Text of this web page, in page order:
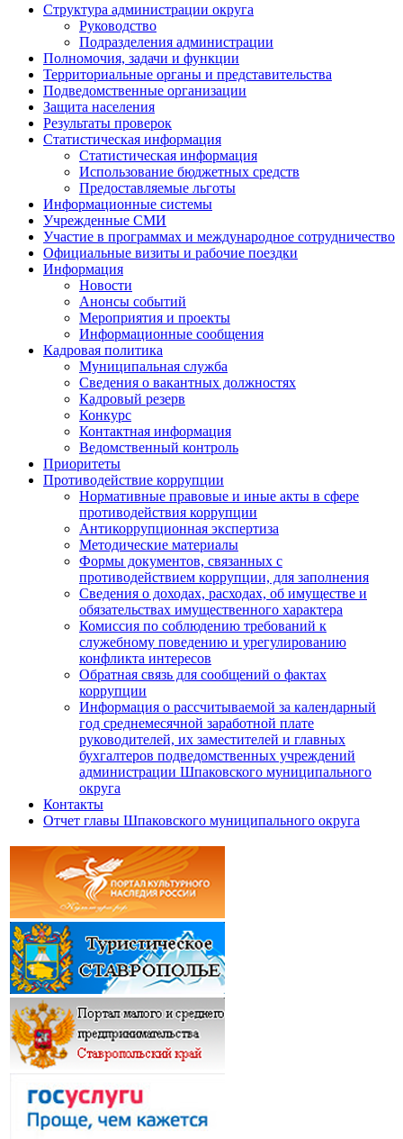
Структура администрации округа
Руководство
Подразделения администрации
Полномочия, задачи и функции
Территориальные органы и представительства
Подведомственные организации
Защита населения
Результаты проверок
Статистическая информация
Статистическая информация
Использование бюджетных средств
Предоставляемые льготы
Информационные системы
Учрежденные СМИ
Участие в программах и международное сотрудничество
Официальные визиты и рабочие поездки
Информация
Новости
Анонсы событий
Мероприятия и проекты
Информационные сообщения
Кадровая политика
Муниципальная служба
Сведения о вакантных должностях
Кадровый резерв
Конкурс
Контактная информация
Ведомственный контроль
Приоритеты
Противодействие коррупции
Нормативные правовые и иные акты в сфере
противодействия коррупции
Антикоррупционная экспертиза
Методические материалы
Формы документов, связанных с
противодействием коррупции, для заполнения
Сведения о доходах, расходах, об имуществе и
обязательствах имущественного характера
Комиссия по соблюдению требований к
служебному поведению и урегулированию
конфликта интересов
Обратная связь для сообщений о фактах
коррупции
Информация о рассчитываемой за календарный
год среднемесячной заработной плате
руководителей, их заместителей и главных
бухгалтеров подведомственных учреждений
администрации Шпаковского муниципального
округа
Контакты
Отчет главы Шпаковского муниципального округа